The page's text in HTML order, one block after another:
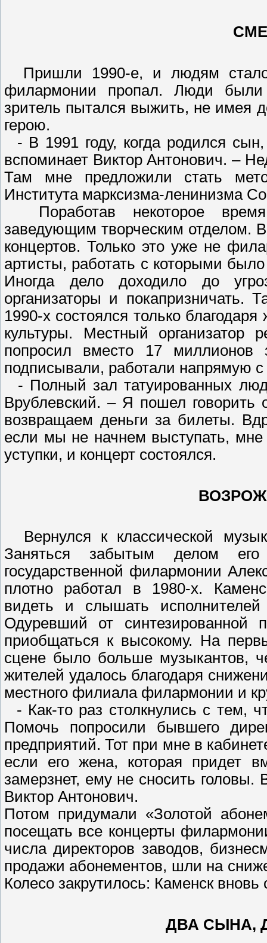
Пришли 1990-е, и людям стало
филармонии пропал. Люди были
зритель пытался выжить, не имея
герою.
- В 1991 году, когда родился
вспоминает Виктор Антонович. –
Там мне предложили стать
Института марксизма-ленинизма
Поработав некоторое время
заведующим творческим отделом. В
концертов. Только это уже не
артисты, работать с которыми
Иногда дело доходило до
организаторы и покапризничать.
1990-х состоялся только
культуры. Местный организатор
попросил вместо 17 миллионов
подписывали, работали напрямую с
- Полный зал татуированных
Врублевский. – Я пошел говорить
возвращаем деньги за билеты.
если мы не начнем выступать,
уступки, и концерт состоялся.
Вернулся к классической
Заняться забытым делом его
государственной филармонии
плотно работал в 1980-х.
видеть и слышать
Одуревший от синтезированной
приобщаться к высокому. На
сцене было больше музыкантов,
жителей удалось благодаря
местного филиала филармонии и
- Как-то раз столкнулись с тем,
Помочь попросили бывшего
предприятий. Тот при мне в
если его жена, которая придет
замерзнет, ему не сносить
Виктор Антонович.
Потом придумали «Золотой
посещать все концерты
числа директоров заводов,
продажи абонементов, шли на
Колесо закрутилось: Каменск
ДВА СЫНА,